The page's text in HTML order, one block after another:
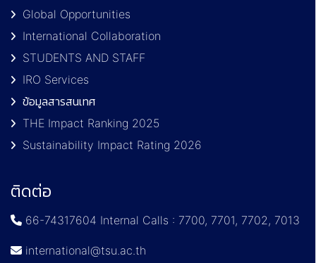
Global Opportunities
International Collaboration
STUDENTS AND STAFF
IRO Services
ข้อมูลสารสนเทศ
THE Impact Ranking 2025
Sustainability Impact Rating 2026
ติดต่อ
66-74317604 Internal Calls : 7700, 7701, 7702, 7013
international@tsu.ac.th